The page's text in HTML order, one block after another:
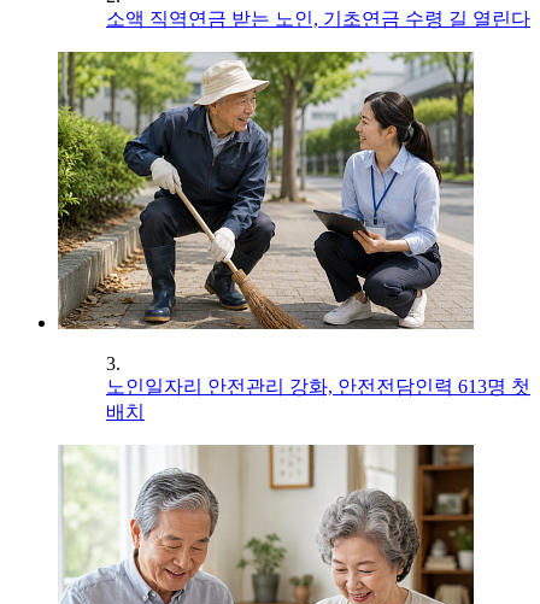
소액 직역연금 받는 노인, 기초연금 수령 길 열린다
3.
노인일자리 안전관리 강화, 안전전담인력 613명 첫
배치